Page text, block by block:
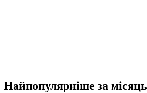
Найпопулярніше за місяць